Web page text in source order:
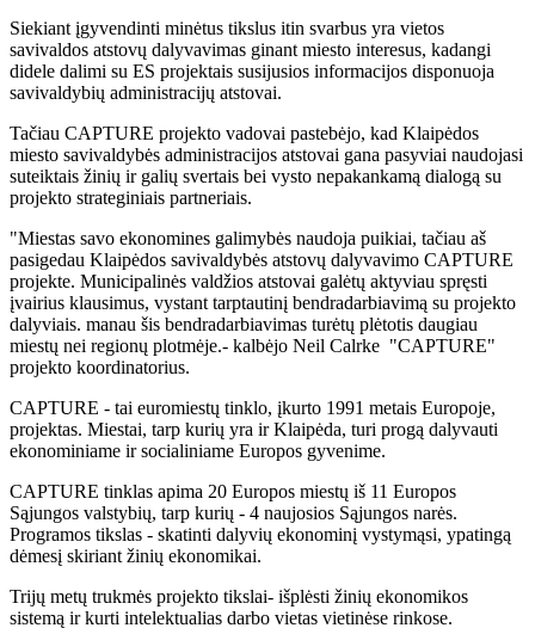
Siekiant įgyvendinti minėtus tikslus itin svarbus yra vietos
savivaldos atstovų dalyvavimas ginant miesto interesus, kadangi
didele dalimi su ES projektais susijusios informacijos disponuoja
savivaldybių administracijų atstovai.
Tačiau CAPTURE projekto vadovai pastebėjo, kad Klaipėdos
miesto savivaldybės administracijos atstovai gana pasyviai naudojasi
suteiktais žinių ir galių svertais bei vysto nepakankamą dialogą su
projekto strateginiais partneriais.
"Miestas savo ekonomines galimybės naudoja puikiai, tačiau aš
pasigedau Klaipėdos savivaldybės atstovų dalyvavimo CAPTURE
projekte. Municipalinės valdžios atstovai galėtų aktyviau spręsti
įvairius klausimus, vystant tarptautinį bendradarbiavimą su projekto
dalyviais. manau šis bendradarbiavimas turėtų plėtotis daugiau
miestų nei regionų plotmėje.- kalbėjo Neil Calrke "CAPTURE"
projekto koordinatorius.
CAPTURE - tai euromiestų tinklo, įkurto 1991 metais Europoje,
projektas. Miestai, tarp kurių yra ir Klaipėda, turi progą dalyvauti
ekonominiame ir socialiniame Europos gyvenime.
CAPTURE tinklas apima 20 Europos miestų iš 11 Europos
Sąjungos valstybių, tarp kurių - 4 naujosios Sąjungos narės.
Programos tikslas - skatinti dalyvių ekonominį vystymąsi, ypatingą
dėmesį skiriant žinių ekonomikai.
Trijų metų trukmės projekto tikslai- išplėsti žinių ekonomikos
sistemą ir kurti intelektualias darbo vietas vietinėse rinkose.